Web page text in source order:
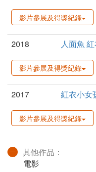
影片參展及得獎紀錄
2018 人面魚
影片參展及得獎紀錄
2017 紅衣小女
影片參展及得獎紀錄
其他作品：
電影